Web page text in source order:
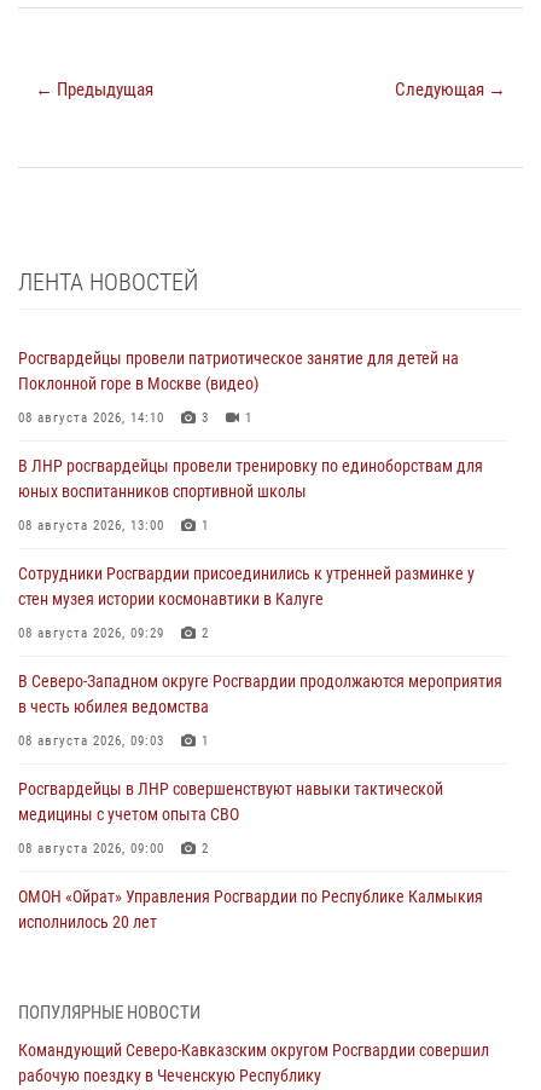
← Предыдущая Следующая →
ЛЕНТА НОВОСТЕЙ
Росгвардейцы провели патриотическое занятие для детей на
Поклонной горе в Москве (видео)
08 августа 2026, 14:10 3 1
В ЛНР росгвардейцы провели тренировку по единоборствам для
юных воспитанников спортивной школы
08 августа 2026, 13:00 1
Сотрудники Росгвардии присоединились к утренней разминке у
стен музея истории космонавтики в Калуге
08 августа 2026, 09:29 2
В Северо-Западном округе Росгвардии продолжаются мероприятия
в честь юбилея ведомства
08 августа 2026, 09:03 1
Росгвардейцы в ЛНР совершенствуют навыки тактической
медицины с учетом опыта СВО
08 августа 2026, 09:00 2
ОМОН «Ойрат» Управления Росгвардии по Республике Калмыкия
исполнилось 20 лет
Росгвардейцы обеспечили безопасность «Поезда Победы» в
08 августа 2026, 07:00
ПОПУЛЯРНЫЕ НОВОСТИ
Командующий Северо-Кавказским округом Росгвардии совершил
рабочую поездку в Чеченскую Республику